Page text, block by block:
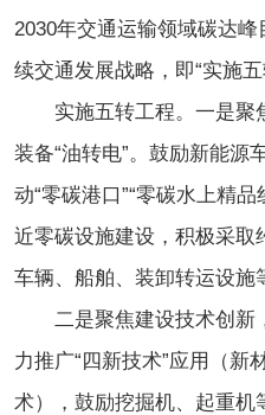
2030年交通运输领域碳达峰
续交通发展战略，即“实施五
实施五转工程。一是聚
装备“油转电”。鼓励新能源
动“零碳港口”“零碳水上精
近零碳设施建设，积极采取
车辆、船舶、装卸转运设施
二是聚焦建设技术创新
力推广“四新技术”应用（新
术），鼓励挖掘机、起重机